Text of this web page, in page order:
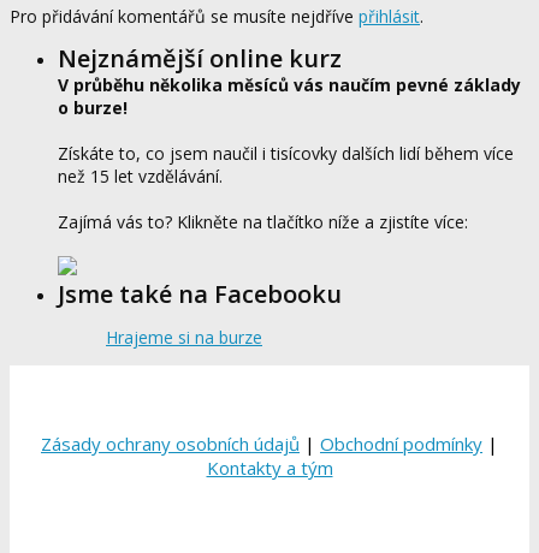
Pro přidávání komentářů se musíte nejdříve přihlásit.
Nejznámější online kurz
V průběhu několika měsíců vás naučím pevné základy
o burze!
Získáte to, co jsem naučil i tisícovky dalších lidí během více
než 15 let vzdělávání.
Zajímá vás to? Klikněte na tlačítko níže a zjistíte více:
Jsme také na Facebooku
Hrajeme si na burze
Zásady ochrany osobních údajů | Obchodní podmínky |
Kontakty a tým